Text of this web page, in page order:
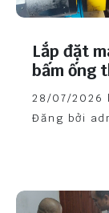
Lắp đặt
bấm ống
lực tại
28/07/2026 |
Đăng bởi